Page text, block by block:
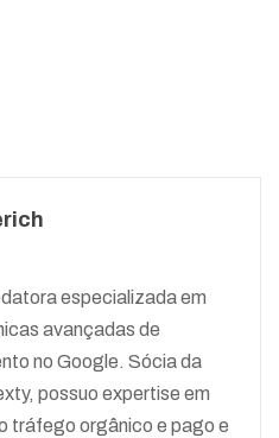
especializada em
avançadas de
no Google. Sócia da
possuo expertise em
tráfego orgânico e pago e